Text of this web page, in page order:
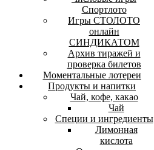
Спортлото
Игры СТОЛОТО
онлайн
СИНДИКАТОМ
Архив тиражей и
проверка билетов
Моментальные лотереи
Продукты и напитки
Чай, кофе, какао
Чай
Специи и ингредиенты
Лимонная
кислота